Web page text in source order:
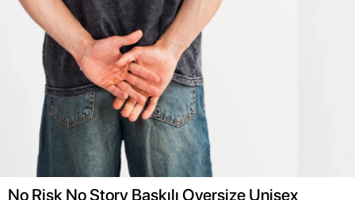
No Risk No Story Baskılı Oversize Unisex